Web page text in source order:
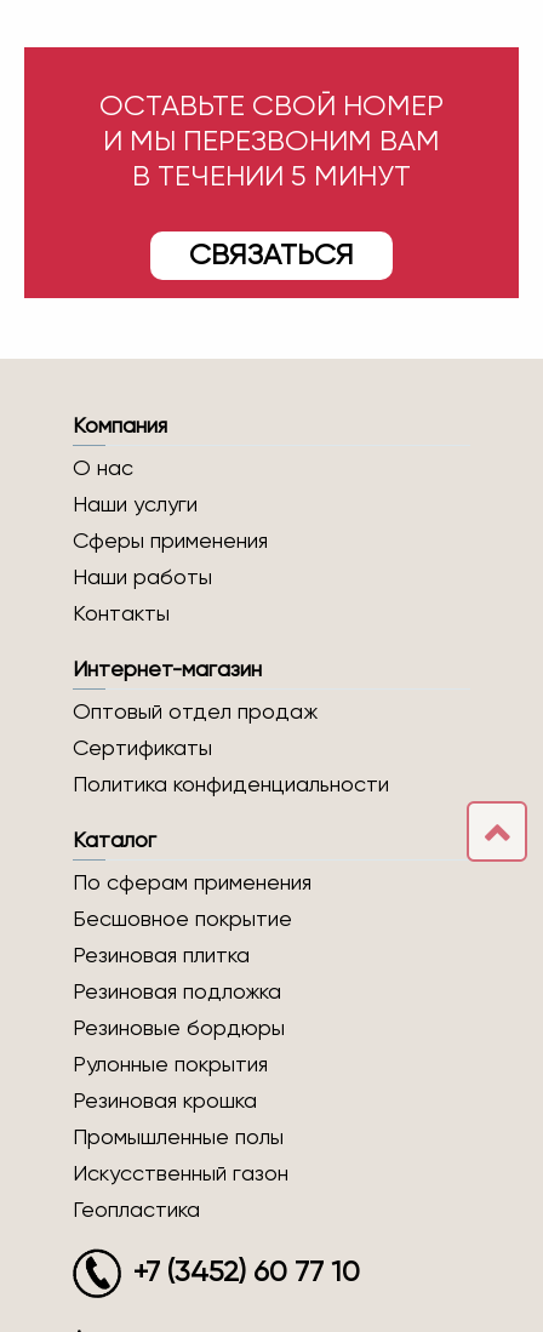
ОСТАВЬТЕ СВОЙ НОМЕР
И МЫ ПЕРЕЗВОНИМ ВАМ
В ТЕЧЕНИИ 5 МИНУТ
СВЯЗАТЬСЯ
Компания
О нас
Наши услуги
Сферы применения
Наши работы
Контакты
Интернет-магазин
Оптовый отдел продаж
Сертификаты
Политика конфиденциальности
Каталог
По сферам применения
Бесшовное покрытие
Резиновая плитка
Резиновая подложка
Резиновые бордюры
Рулонные покрытия
Резиновая крошка
Промышленные полы
Искусственный газон
Геопластика
+7 (3452) 60 77 10